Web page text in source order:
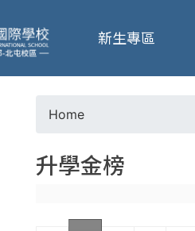
o
Home
升學金榜
新生專區